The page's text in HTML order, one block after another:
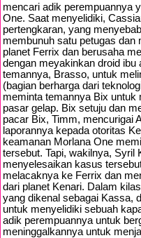
mencari adik perempuannya
One. Saat menyelidiki,
pertengkaran, yang
membunuh satu petugas dan
planet Ferrix dan berusaha
dengan meyakinkan droid
temannya, Brasso, untuk
(bagian berharga dari
meminta temannya Bix untuk
pasar gelap. Bix setuju dan
pacar Bix, Timm, mencurigai
laporannya kepada otoritas
keamanan Morlana One
tersebut. Tapi, wakilnya, Syril
menyelesaikan kasus
melacaknya ke Ferrix dan
dari planet Kenari. Dalam
yang dikenal sebagai Kassa,
untuk menyelidiki sebuah
adik perempuannya untuk
meninggalkannya untuk